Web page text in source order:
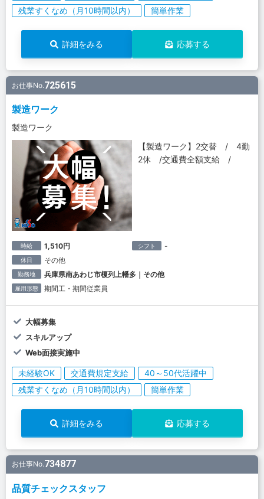
残業すくなめ（月10時間以内）
簡単作業
詳細をみる 応募する
お仕事No.725615
製造ワーク
製造ワーク
【製造ワーク】2交替 / 4勤
2休 /交通費全額支給 /
時給 1,510円 シフト -
休日 その他
勤務地 兵庫県南あわじ市榎列上幡多｜その他
雇用形態 期間工・期間従業員
大幅募集
スキルアップ
Web面接実施中
未経験OK 交通費規定支給
40～50代活躍中
残業すくなめ（月10時間以内）
簡単作業
詳細をみる 応募する
お仕事No.734877
品質チェックスタッフ